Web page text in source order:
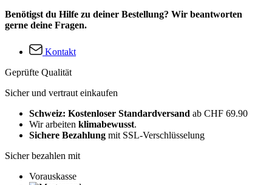
Benötigst du Hilfe zu deiner Bestellung? Wir beantworten
gerne deine Fragen.
Kontakt
Geprüfte Qualität
Sicher und vertraut einkaufen
Schweiz: Kostenloser Standardversand ab CHF 69.90
Wir arbeiten klimabewusst.
Sichere Bezahlung mit SSL-Verschlüsselung
Sicher bezahlen mit
Vorauskasse